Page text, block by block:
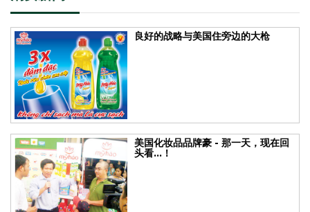
良好的战略与美国住旁边的大枪
美国化妆品品牌豪 - 那一天，现在回
头看...！